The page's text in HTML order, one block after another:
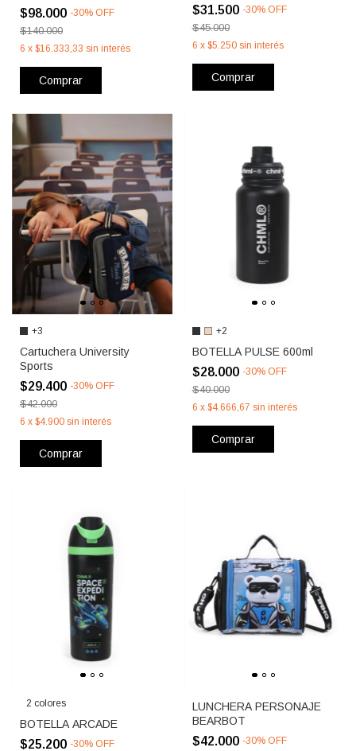
$98.000 -30% OFF
$140.000
6 x $16.333,33 sin interés
Comprar
$31.500 -30% OFF
$45.000
6 x $5.250 sin interés
Comprar
+3
Cartuchera University
Sports
$29.400 -30% OFF
$42.000
6 x $4.900 sin interés
Comprar
+2
BOTELLA PULSE 600ml
$28.000 -30% OFF
$40.000
6 x $4.666,67 sin interés
Comprar
2 colores
BOTELLA ARCADE
$25.200 -30% OFF
LUNCHERA PERSONAJE
BEARBOT
$42.000 -30% OFF